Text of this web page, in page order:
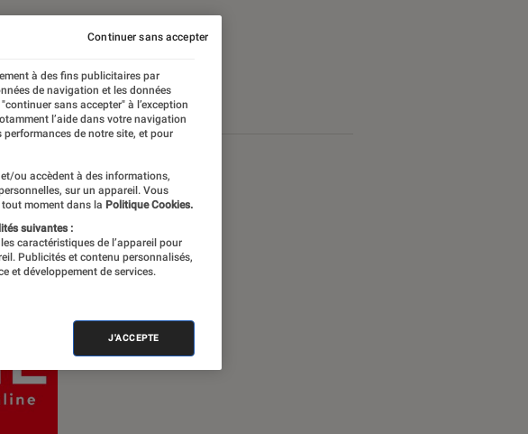
à des fins publicitaires par
de navigation et les données
sans accepter" à l’exception
l’aide dans votre navigation
de notre site, et pour
ou accèdent à des informations,
sur un appareil. Vous
moment dans la Politique Cookies.
suivantes :
caractéristiques de l’appareil pour
Publicités et contenu personnalisés,
et développement de services.
J'ACCEPTE
Continuer sans accepter